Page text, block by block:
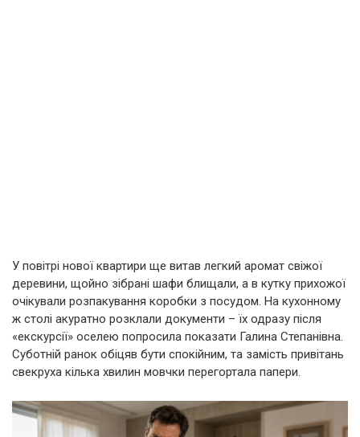
У повітрі нової квартири ще витав легкий аромат свіжої
деревини, щойно зібрані шафи блищали, а в кутку прихожої
очікували розпакування коробки з посудом. На кухонному
ж столі акуратно розклали документи – їх одразу після
«екскурсії» оселею попросила показати Галина Степанівна.
Суботній ранок обіцяв бути спокійним, та замість привітань
свекруха кілька хвилин мовчки перегортала папери.